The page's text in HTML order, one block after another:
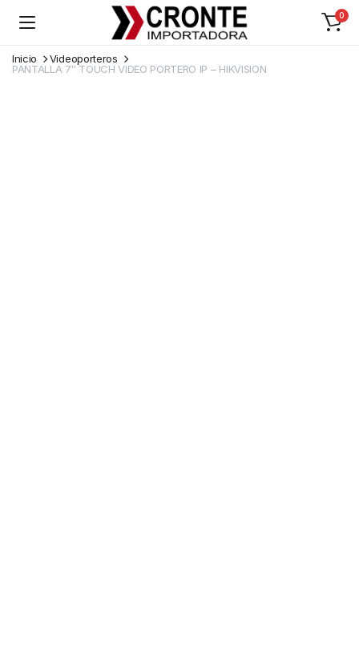
0
Inicio
Videoporteros
PANTALLA 7″ TOUCH VIDEO PORTERO IP – HIKVISION